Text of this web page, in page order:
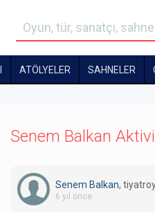
ATÖLYELER SAHNELER
Senem Balkan
Senem Balkan,
6 yıl önce